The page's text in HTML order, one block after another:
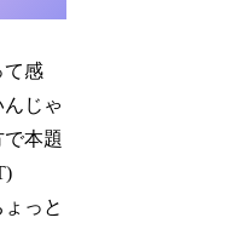
て感
じゃ
本題
っと